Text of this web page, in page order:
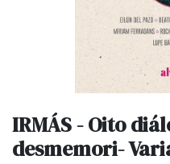
IRMÁS - Oito
desmemori-